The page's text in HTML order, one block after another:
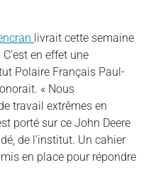
livrait cette semaine
en effet une
Polaire Français Paul-
« Nous
travail extrêmes en
porté sur ce John Deere
de l’institut. Un cahier
en place pour répondre